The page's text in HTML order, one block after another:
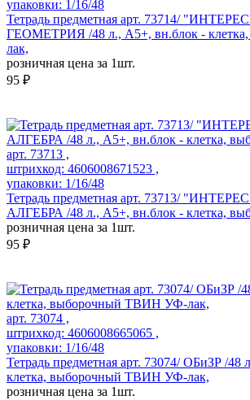
упаковки: 1/16/48
Тетрадь предметная арт. 73714/
ГЕОМЕТРИЯ /48 л., А5+, вн.блок -
лак,
розничная цена за 1шт.
95 ₽
арт. 73713 ,
штрихкод: 4606008671523 ,
упаковки: 1/16/48
Тетрадь предметная арт. 73713/
АЛГЕБРА /48 л., А5+, вн.блок - клетка,
розничная цена за 1шт.
95 ₽
арт. 73074 ,
штрихкод: 4606008665065 ,
упаковки: 1/16/48
Тетрадь предметная арт. 73074/ ОБиЗР /48
клетка, выборочный ТВИН УФ-лак,
розничная цена за 1шт.